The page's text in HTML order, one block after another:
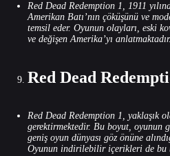
Red Dead Redemption 1, 1911
Amerikan Batı’nın çöküşünü ve
temsil eder. Oyunun olayları, eski
ve değişen Amerika’yı anlatmaktadır.
Red Dead
Red Dead Redemption 1, yaklaşık
gerektirmektedir. Bu boyut, oyunun
geniş oyun dünyası göz önüne
Oyunun indirilebilir içerikleri de bu